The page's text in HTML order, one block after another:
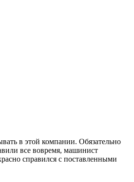
в этой компании. Обязательно
все вовремя, машинист
справился с поставленными